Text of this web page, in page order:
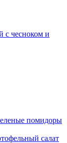
с чесноком и
помидоры
салат